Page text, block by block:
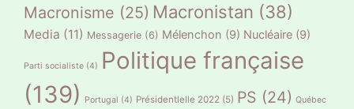
Macronisme (25) Macronistan (38)
Media (11) Messagerie (6) Mélenchon (9) Nucléaire (9)
Parti socialiste (4) Politique française
(139)
Portugal (4) Présidentlelle 2022 (5) PS (24) Québec